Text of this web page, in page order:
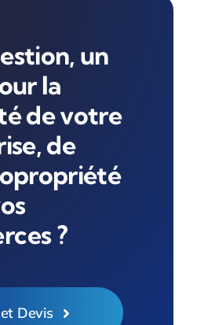
un
la
de votre
de
?
Devis